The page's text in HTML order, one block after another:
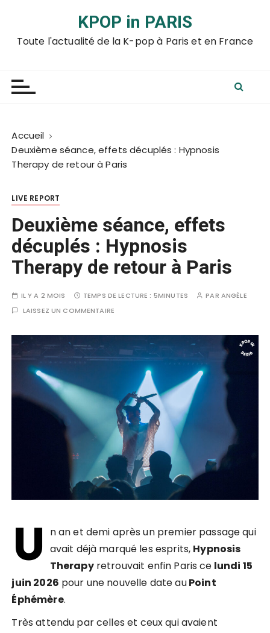
KPOP in PARIS
Toute l'actualité de la K-pop à Paris et en France
Accueil
Deuxième séance, effets décuplés : Hypnosis
Therapy de retour à Paris
LIVE REPORT
Deuxième séance, effets
décuplés : Hypnosis
Therapy de retour à Paris
IL Y A 2 MOIS TEMPS DE LECTURE : 5MINUTES PAR ANGÈLE
LAISSEZ UN COMMENTAIRE
U
n an et demi après un premier passage qui
avait déjà marqué les esprits, Hypnosis
Therapyretrouvait enfin Paris ce lundi 15
juin 2026 pour une nouvelle date auPoint
Éphémère.
Très attendu par celles et ceux qui avaient